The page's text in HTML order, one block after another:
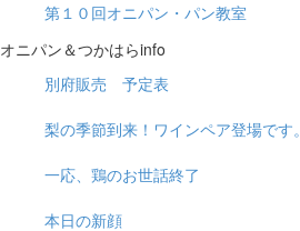
第１０回オニパン・パン教室
オニパン＆つかはらinfo
別府販売 予定表
梨の季節到来！ワインペア登場です。
一応、鶏のお世話終了
本日の新顔